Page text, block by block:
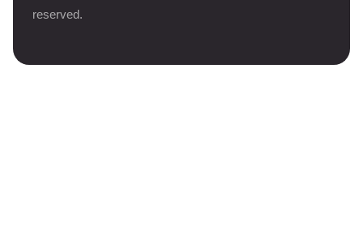
reserved.